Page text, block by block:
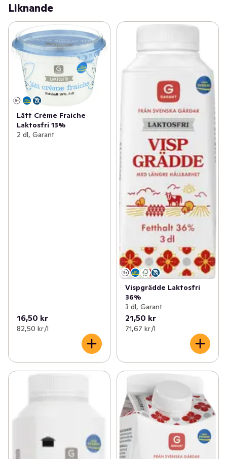
Liknande
Lätt Crème Fraiche
Laktosfri 13%
2 dl, Garant
16,50 kr
82,50 kr /l
Vispgrädde Laktosfri
36%
3 dl, Garant
21,50 kr
71,67 kr /l